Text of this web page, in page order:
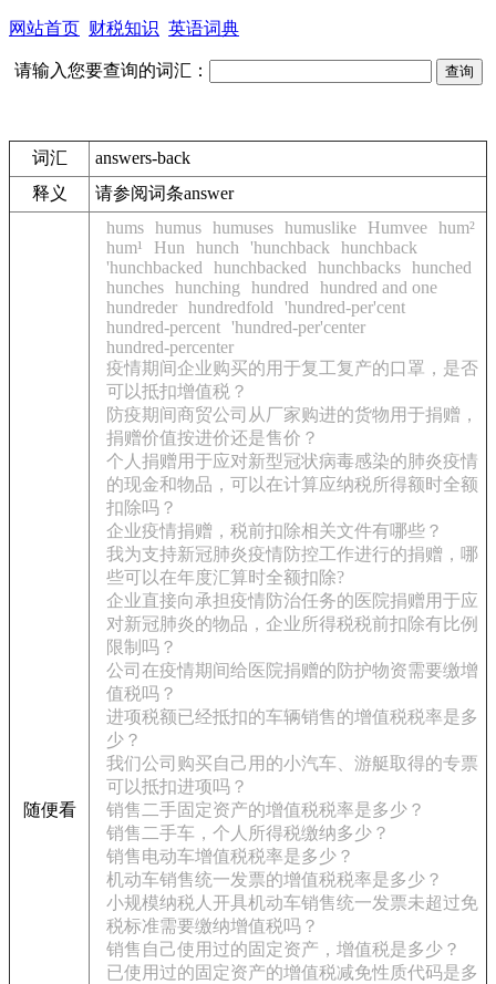
网站首页 财税知识 英语词典
请输入您要查询的词汇：
词汇
answers-back
释义
请参阅词条answer
随便看
hums humus humuses humuslike Humvee hum²
hum¹
Hun hunch 'hunchback
hunchback
'hunchbacked
hunchbacked hunchbacks hunched
hunches hunching hundred
hundred and one
hundreder hundredfold
'hundred-per'cent
hundred-percent 'hundred-per'center
hundred-percenter
疫情期间企业购买的用于复工复产的口罩，是否
可以抵扣增值税？
防疫期间商贸公司从厂家购进的货物用于捐赠，
捐赠价值按进价还是售价？
个人捐赠用于应对新型冠状病毒感染的肺炎疫情
的现金和物品，可以在计算应纳税所得额时全额
扣除吗？
企业疫情捐赠，税前扣除相关文件有哪些？
我为支持新冠肺炎疫情防控工作进行的捐赠，哪
些可以在年度汇算时全额扣除?
企业直接向承担疫情防治任务的医院捐赠用于应
对新冠肺炎的物品，企业所得税税前扣除有比例
限制吗？
公司在疫情期间给医院捐赠的防护物资需要缴增
值税吗？
进项税额已经抵扣的车辆销售的增值税税率是多
少？
我们公司购买自己用的小汽车、游艇取得的专票
可以抵扣进项吗？
销售二手固定资产的增值税税率是多少？
销售二手车，个人所得税缴纳多少？
销售电动车增值税税率是多少？
机动车销售统一发票的增值税税率是多少？
小规模纳税人开具机动车销售统一发票未超过免
税标准需要缴纳增值税吗？
销售自己使用过的固定资产，增值税是多少？
已使用过的固定资产的增值税减免性质代码是多